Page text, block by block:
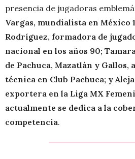
presencia de jugadoras
Vargas, mundialista en México
Rodríguez, formadora de
nacional en los años 90;
de Pachuca, Mazatlán y
técnica en Club Pachuca; y
exportera en la Liga MX
actualmente se dedica a la
competencia.